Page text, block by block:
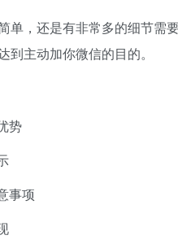
单，还是有非常多的细节需
主动加你微信的目的。
势
事项